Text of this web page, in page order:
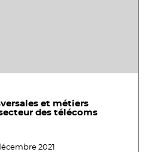
et métiers
des télécoms
2021